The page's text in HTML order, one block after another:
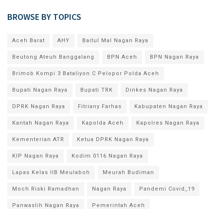
BROWSE BY TOPICS
Aceh Barat AHY Baitul Mal Nagan Raya
Beutong Ateuh Banggalang BPN Aceh BPN Nagan Raya
Brimob Kompi 3 Bataliyon C Pelopor Polda Aceh
Bupati Nagan Raya Bupati TRK Dinkes Nagan Raya
DPRK Nagan Raya Fitriany Farhas Kabupaten Nagan Raya
Kantah Nagan Raya Kapolda Aceh Kapolres Nagan Raya
Kementerian ATR Ketua DPRK Nagan Raya
KIP Nagan Raya Kodim 0116 Nagan Raya
Lapas Kelas IIB Meulaboh Meurah Budiman
Moch Riski Ramadhan Nagan Raya Pandemi Covid_19
Panwaslih Nagan Raya Pemerintah Aceh